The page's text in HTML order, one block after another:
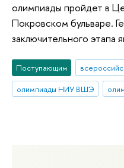
олимпиады пройдет в
Покровском бульваре.
заключительного
Поступающим
олимпиады НИУ ВШЭ